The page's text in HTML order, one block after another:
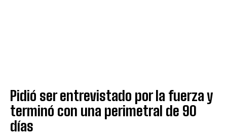
Pidió ser entrevistado por la fuerza y
terminó con una perimetral de 90
días